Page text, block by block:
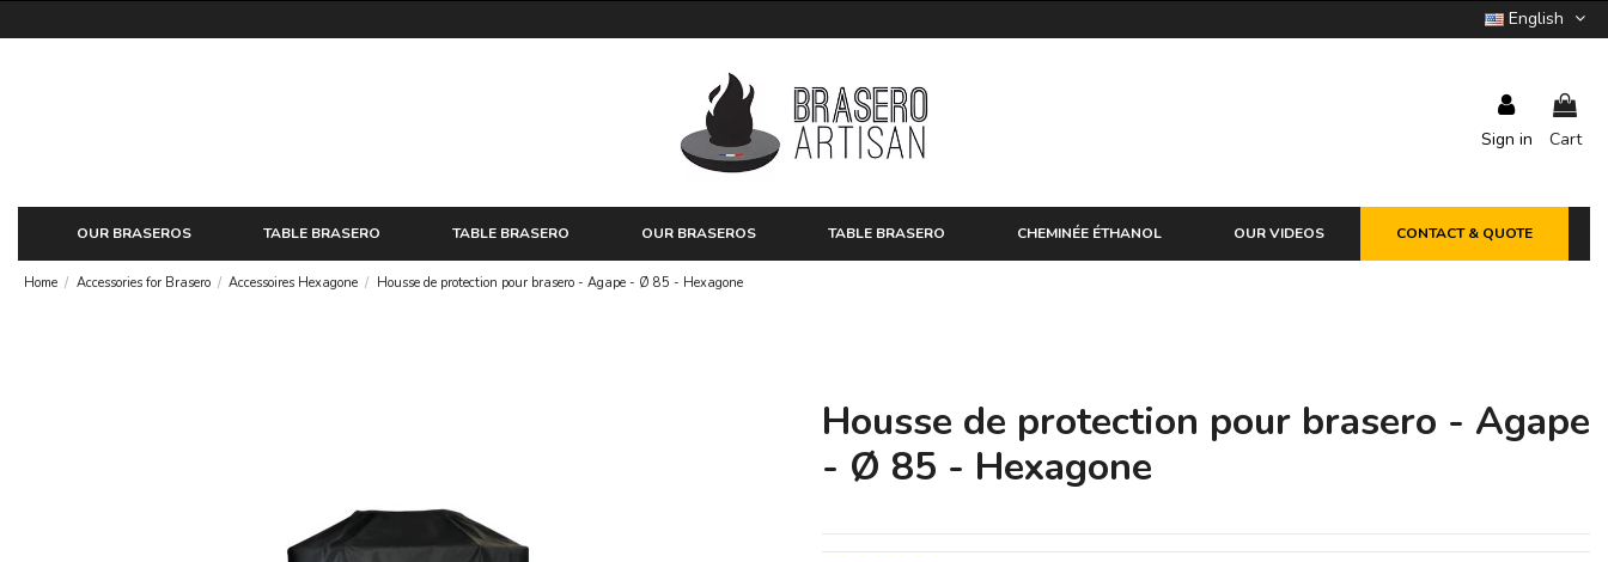
English
Sign in Cart
OUR BRASEROS TABLE BRASERO TABLE BRASERO OUR BRASEROS TABLE BRASERO CHEMINÉE ÉTHANOL OUR VIDEOS CONTACT & QUOTE
Home Accessories for Brasero Accessoires Hexagone Housse de protection pour brasero - Agape - Ø 85 - Hexagone
Housse de protection pour brasero - Agape
- Ø 85 - Hexagone